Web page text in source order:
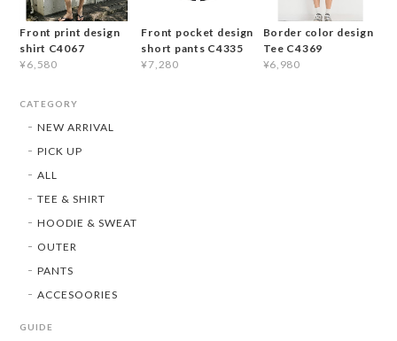
Front print design
shirt C4067
¥6,580
Front pocket design
short pants C4335
¥7,280
Border color design
Tee C4369
¥6,980
CATEGORY
NEW ARRIVAL
PICK UP
ALL
TEE & SHIRT
HOODIE & SWEAT
OUTER
PANTS
ACCESOORIES
GUIDE